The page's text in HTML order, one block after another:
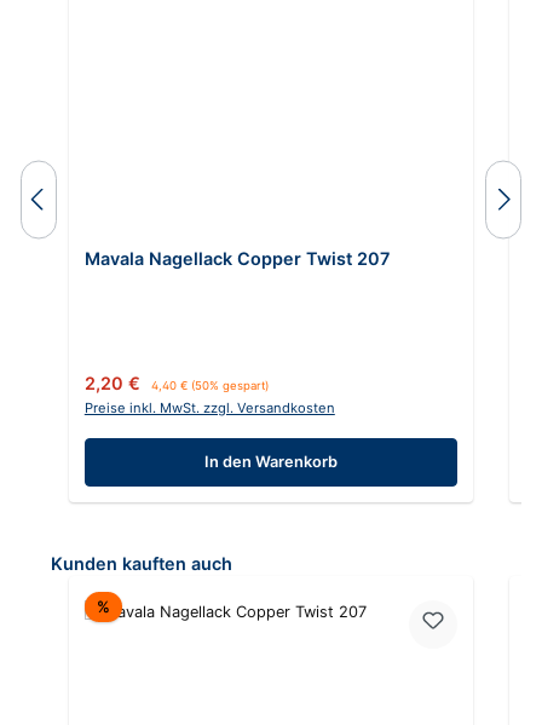
Mavala Nagellack Copper Twist 207
Verkaufspreis:
2,20 € Regulärer Preis:
4,40 € (50% gespart)
Preise inkl. MwSt. zzgl. Versandkosten
In den Warenkorb
Produktgalerie überspringen
Kunden kauften auch
%Rabatt